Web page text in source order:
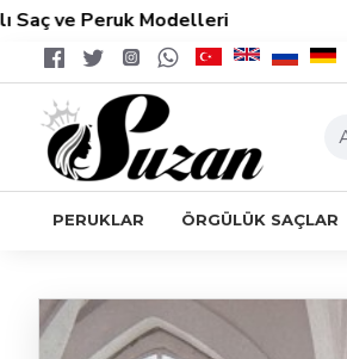
Peruk Modelleri
PERUKLAR ÖRGÜLÜK SAÇLAR